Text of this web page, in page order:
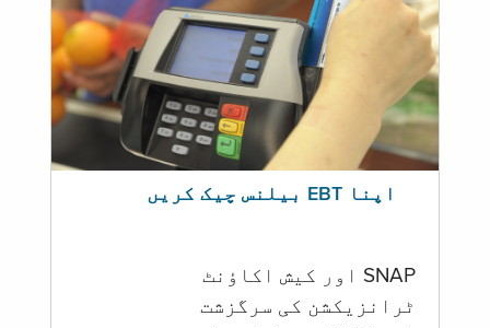
اپنا EBT بیلنس چیک کریں
SNAP اور کیش اکاؤنٹ
ٹرانزیکشن کی سرگزشت